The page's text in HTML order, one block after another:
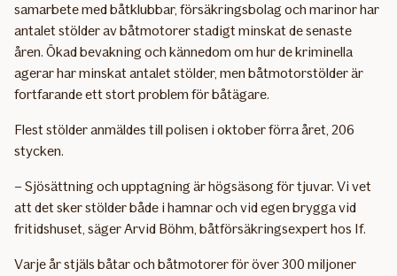
samarbete med båtklubbar, försäkringsbolag och marinor har
antalet stölder av båtmotorer stadigt minskat de senaste
åren. Ökad bevakning och kännedom om hur de kriminella
agerar har minskat antalet stölder, men båtmotorstölder är
fortfarande ett stort problem för båtägare.
Flest stölder anmäldes till polisen i oktober förra året, 206
stycken.
– Sjösättning och upptagning är högsäsong för tjuvar. Vi vet
att det sker stölder både i hamnar och vid egen brygga vid
fritidshuset, säger Arvid Böhm, båtförsäkringsexpert hos If.
Varje år stjäls båtar och båtmotorer för över 300 miljoner